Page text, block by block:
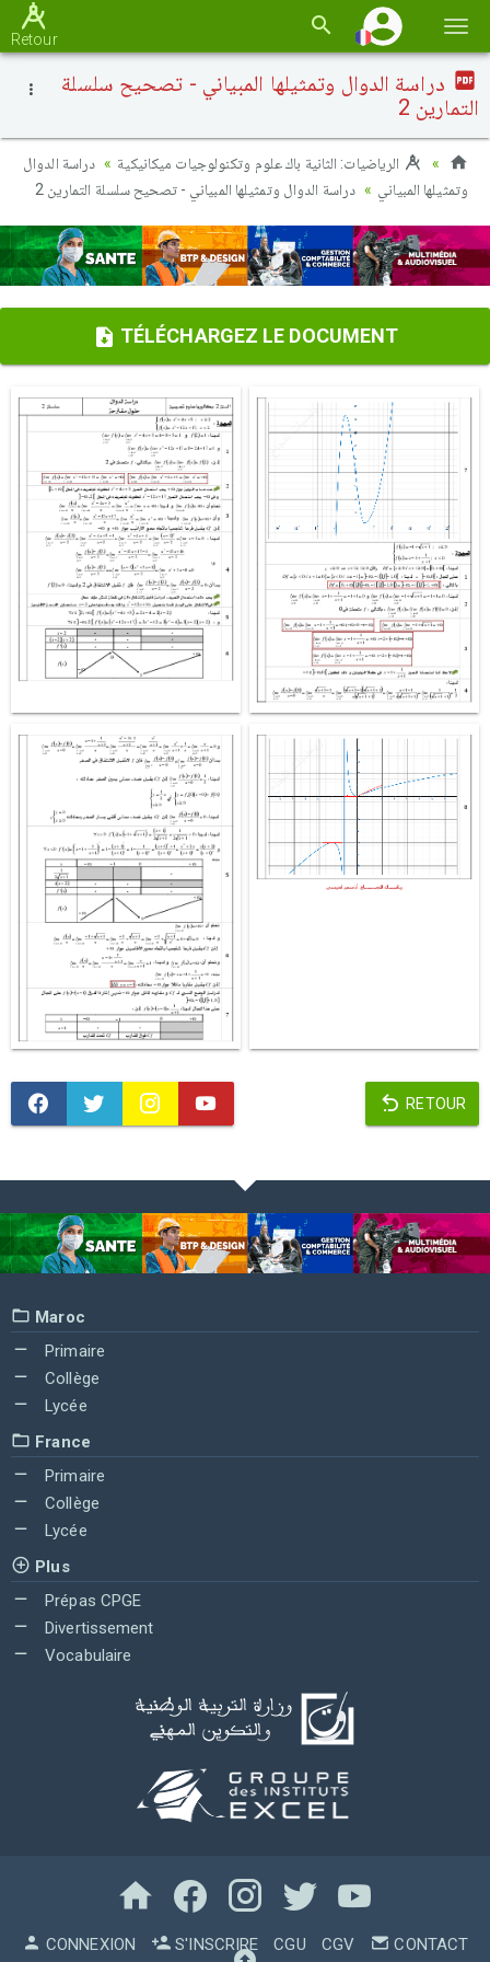
la
Retour
دراسة الدوال وتمثيلها المبياني - تصحيح سلسلة
التمارين 2
الرياضيات: الثانية باك علوم وتكنولوجيات ميكانيكية
دراسة الدوال
وتمثيلها المبياني
دراسة الدوال وتمثيلها المبياني - تصحيح سلسلة التمارين 2
TÉLÉCHARGEZ LE DOCUMENT
RETOUR
Maroc
Primaire
Collège
Lycée
France
Primaire
Collège
Lycée
Plus
Prépas CPGE
Divertissement
Vocabulaire
CONNEXION S'INSCRIRE CGU CGV CONTACT